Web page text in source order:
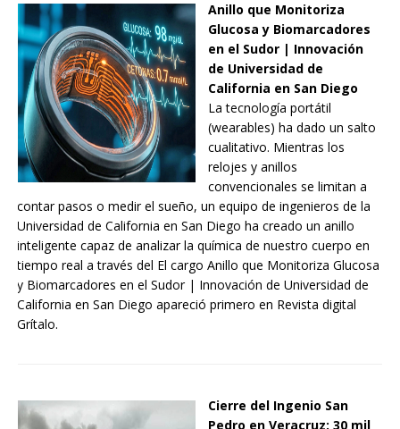
Anillo que Monitoriza
Glucosa y Biomarcadores
en el Sudor | Innovación
de Universidad de
California en San Diego
La tecnología portátil
(wearables) ha dado un salto
cualitativo. Mientras los
relojes y anillos
convencionales se limitan a
contar pasos o medir el sueño, un equipo de ingenieros de la
Universidad de California en San Diego ha creado un anillo
inteligente capaz de analizar la química de nuestro cuerpo en
tiempo real a través del El cargo Anillo que Monitoriza Glucosa
y Biomarcadores en el Sudor | Innovación de Universidad de
California en San Diego apareció primero en Revista digital
Grítalo.
Cierre del Ingenio San
Pedro en Veracruz: 30 mil